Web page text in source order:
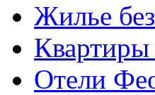
Жилье
Квартиры
Отели